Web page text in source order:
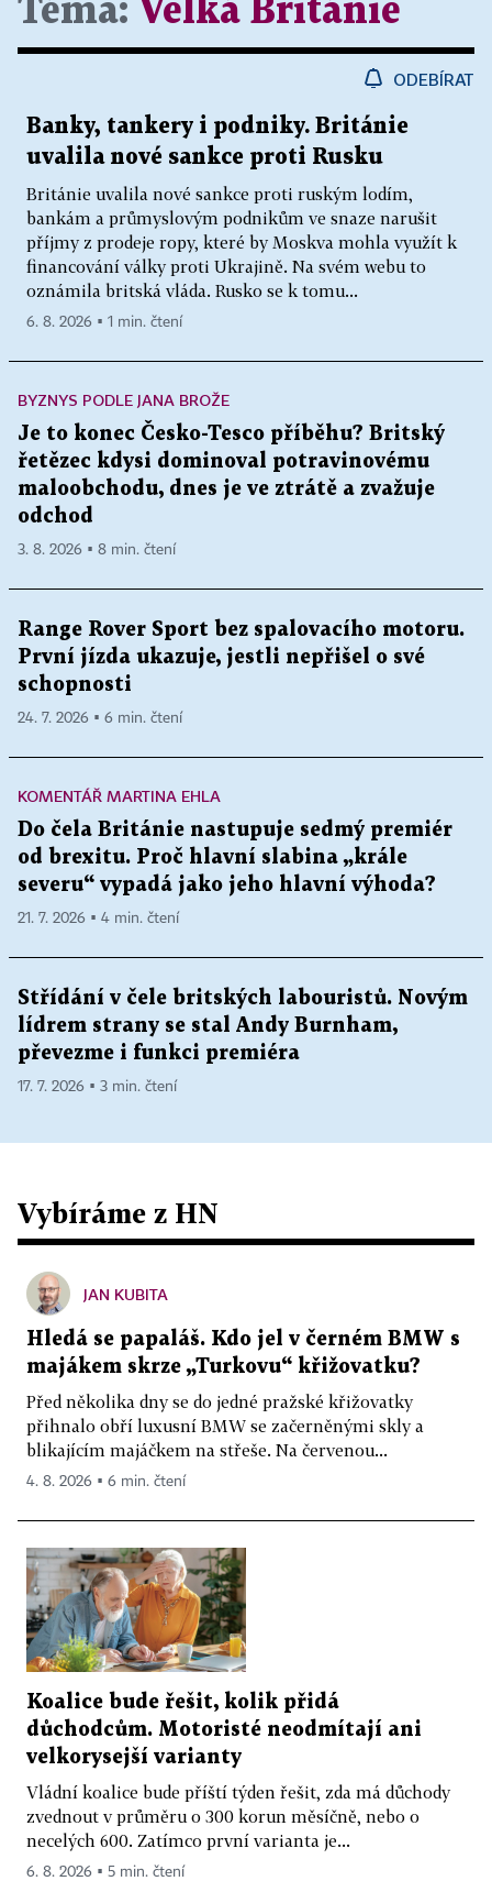
Téma: Velká Británie
ODEBÍRAT
Banky, tankery i podniky. Británie
uvalila nové sankce proti Rusku
Británie uvalila nové sankce proti ruským lodím,
bankám a průmyslovým podnikům ve snaze narušit
příjmy z prodeje ropy, které by Moskva mohla využít k
financování války proti Ukrajině. Na svém webu to
oznámila britská vláda. Rusko se k tomu...
6. 8. 2026 ▪ 1 min. čtení
BYZNYS PODLE JANA BROŽE
Je to konec Česko-Tesco příběhu? Britský
řetězec kdysi dominoval potravinovému
maloobchodu, dnes je ve ztrátě a zvažuje
odchod
3. 8. 2026 ▪ 8 min. čtení
Range Rover Sport bez spalovacího motoru.
První jízda ukazuje, jestli nepřišel o své
schopnosti
24. 7. 2026 ▪ 6 min. čtení
KOMENTÁŘ MARTINA EHLA
Do čela Británie nastupuje sedmý premiér
od brexitu. Proč hlavní slabina „krále
severu“ vypadá jako jeho hlavní výhoda?
21. 7. 2026 ▪ 4 min. čtení
Střídání v čele britských labouristů. Novým
lídrem strany se stal Andy Burnham,
převezme i funkci premiéra
17. 7. 2026 ▪ 3 min. čtení
Vybíráme z HN
JAN KUBITA
Hledá se papaláš. Kdo jel v černém BMW s
majákem skrze „Turkovu“ křižovatku?
Před několika dny se do jedné pražské křižovatky
přihnalo obří luxusní BMW se začerněnými skly a
blikajícím majáčkem na střeše. Na červenou...
4. 8. 2026 ▪ 6 min. čtení
Koalice bude řešit, kolik přidá
důchodcům. Motoristé neodmítají ani
velkorysejší varianty
Vládní koalice bude příští týden řešit, zda má důchody
zvednout v průměru o 300 korun měsíčně, nebo o
necelých 600. Zatímco první varianta je...
6. 8. 2026 ▪ 5 min. čtení